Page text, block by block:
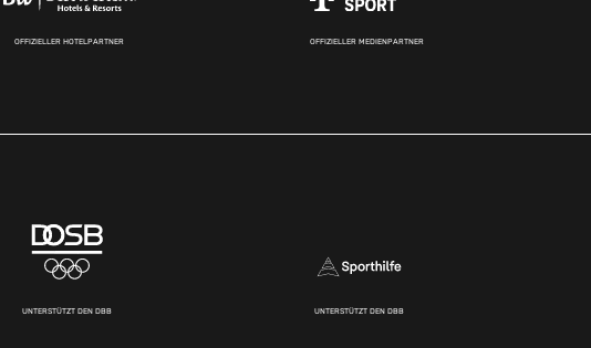
OFFIZIELLER HOTELPARTNER OFFIZIELLER MEDIENPARTNER
UNTERSTÜTZT DEN DBB UNTERSTÜTZT DEN DBB